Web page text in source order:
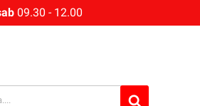
09.30 - 12.00